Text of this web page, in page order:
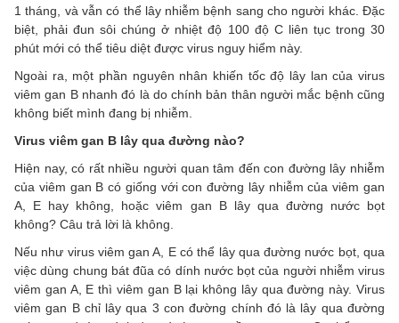
1 tháng, và vẫn có thể lây nhiễm bệnh sang cho người khác. Đặc
biệt, phải đun sôi chúng ở nhiệt độ 100 độ C liên tục trong 30
phút mới có thể tiêu diệt được virus nguy hiểm này.
Ngoài ra, một phần nguyên nhân khiến tốc độ lây lan của virus
viêm gan B nhanh đó là do chính bản thân người mắc bệnh cũng
không biết mình đang bị nhiễm.
Virus viêm gan B lây qua đường nào?
Hiện nay, có rất nhiều người quan tâm đến con đường lây nhiễm
của viêm gan B có giống với con đường lây nhiễm của viêm gan
A, E hay không, hoặc viêm gan B lây qua đường nước bọt
không? Câu trả lời là không.
Nếu như virus viêm gan A, E có thể lây qua đường nước bọt, qua
việc dùng chung bát đũa có dính nước bọt của người nhiễm virus
viêm gan A, E thì viêm gan B lại không lây qua đường này. Virus
viêm gan B chỉ lây qua 3 con đường chính đó là lây qua đường